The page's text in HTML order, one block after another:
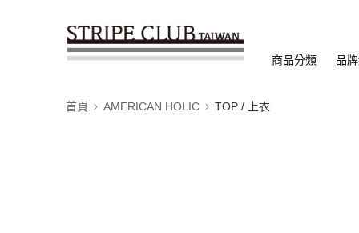
商品分類 品
首頁 AMERICAN HOLIC TOP / 上衣